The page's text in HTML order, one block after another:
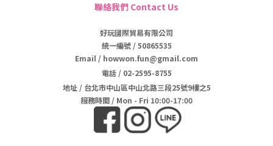
聯絡我們 Contact Us
好玩國際貿易有限公司
統一編號 / 50865535
Email / howwon.fun@gmail.com
電話/ 02-2595-8755
地址/ 台北市中山區中山北路三段25號9樓之5
服務時間 / Mon - Fri 10:00-17:00